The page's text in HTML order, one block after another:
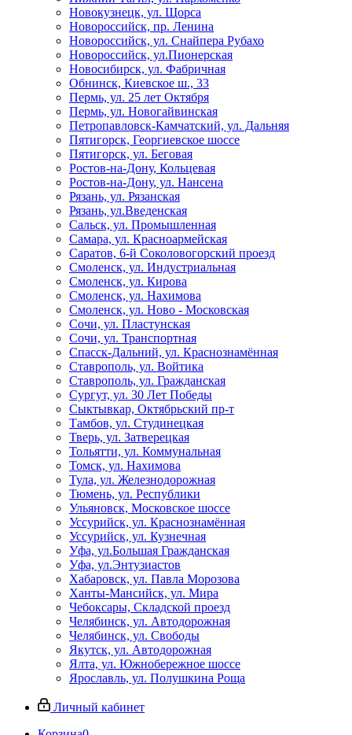
Новокузнецк, ул. Щорса
Новороссийск, пр. Ленина
Новороссийск, ул. Снайпера Рубахо
Новороссийск, ул.Пионерская
Новосибирск, ул. Фабричная
Обнинск, Киевское ш., 33
Пермь, ул. 25 лет Октября
Пермь, ул. Новогайвинская
Петропавловск-Камчатский, ул. Дальняя
Пятигорск, Георгиевское шоссе
Пятигорск, ул. Беговая
Ростов-на-Дону, Кольцевая
Ростов-на-Дону, ул. Нансена
Рязань, ул. Рязанская
Рязань, ул.Введенская
Сальск, ул. Промышленная
Самара, ул. Красноармейская
Саратов, 6-й Соколовогорский проезд
Смоленск, ул. Индустриальная
Смоленск, ул. Кирова
Смоленск, ул. Нахимова
Смоленск, ул. Ново - Московская
Сочи, ул. Пластунская
Сочи, ул. Транспортная
Спасск-Дальний, ул. Краснознамённая
Ставрополь, ул. Войтика
Ставрополь, ул. Гражданская
Сургут, ул. 30 Лет Победы
Сыктывкар, Октябрьский пр-т
Тамбов, ул. Студинецкая
Тверь, ул. Затверецкая
Тольятти, ул. Коммунальная
Томск, ул. Нахимова
Тула, ул. Железнодорожная
Тюмень, ул. Республики
Ульяновск, Московское шоссе
Уссурийск, ул. Краснознамённая
Уссурийск, ул. Кузнечная
Уфа, ул.Большая Гражданская
Уфа, ул.Энтузиастов
Хабаровск, ул. Павла Морозова
Ханты-Мансийск, ул. Мира
Чебоксары, Складской проезд
Челябинск, ул. Автодорожная
Челябинск, ул. Свободы
Якутск, ул. Автодорожная
Ялта, ул. Южнобережное шоссе
Ярославль, ул. Полушкина Роща
Личный кабинет